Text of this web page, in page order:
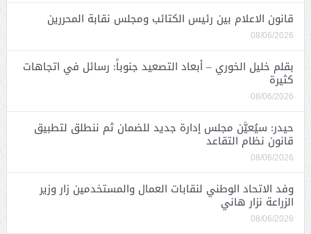
قانون الاعلام بين رئيس الكتائب ومجلس نقابة المحررين
08/06/2026
بقلم خليل الخوري – أبعاد التصعيد جنوباً: رسائل في اتجاهات
كثيرة
08/06/2026
حيدر: سيُعيَّن مجلس إدارة جديد للضمان ثم ننطلق لتطبيق
قانون نظام التقاعد
08/06/2026
وفد الاتحاد الوطني لنقابات العمال والمستخدمين زار وزير
الزراعة نزار هاني
08/06/2026